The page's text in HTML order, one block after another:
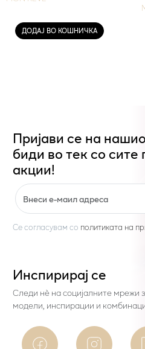
ДОДАЈ ВО КОШНИЧКА
Пријави се на
биди во тек со
акции!
Се согласувам со политиката на
Инспирирај се
Следи нѐ на социјалните мрежи
модели, инспирации и